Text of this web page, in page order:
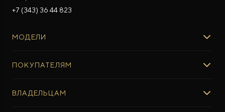
+7 (343) 36 44 823
МОДЕЛИ
ROX ADAMAS
ПОКУПАТЕЛЯМ
Авто в наличии
ВЛАДЕЛЬЦАМ